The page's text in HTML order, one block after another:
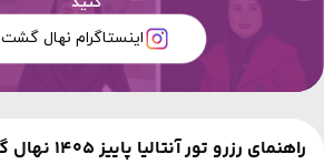
اینستاگرام نهال گشت
راهنمای رزرو تور آنتالیا پاییز 1405 نهال گشت